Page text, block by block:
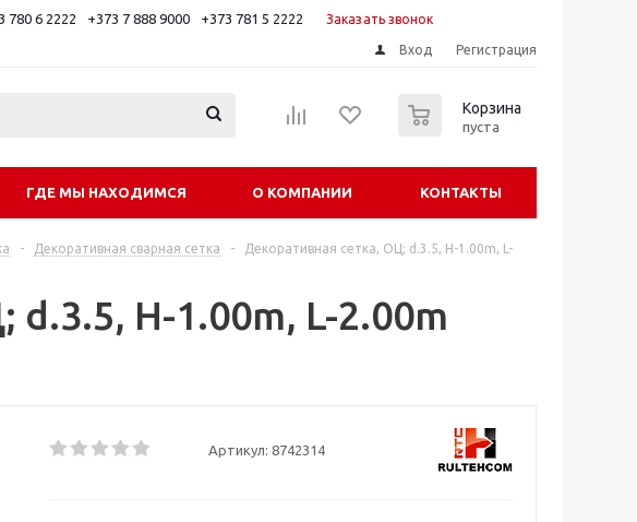
780 6 2222 +373 7 888 9000 +373 781 5 2222 Заказать звонок
Вход Регистрация
Корзина
пуста
ГДЕ МЫ НАХОДИМСЯ О КОМПАНИИ КОНТАКТЫ
- Декоративная сварная сетка -
Декоративная сетка, ОЦ; d.3.5, H-1.00m, L-
H-1.00m, L-2.00m
Артикул: 8742314